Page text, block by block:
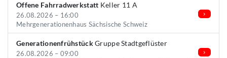
Offene Fahrradwerkstatt Keller 11 A
26.08.2026 – 16:00
Mehrgenerationenhaus Sächsische Schweiz
GenerationenfrühstückGruppe Stadtgeflüster
26.08.2026 – 09:00